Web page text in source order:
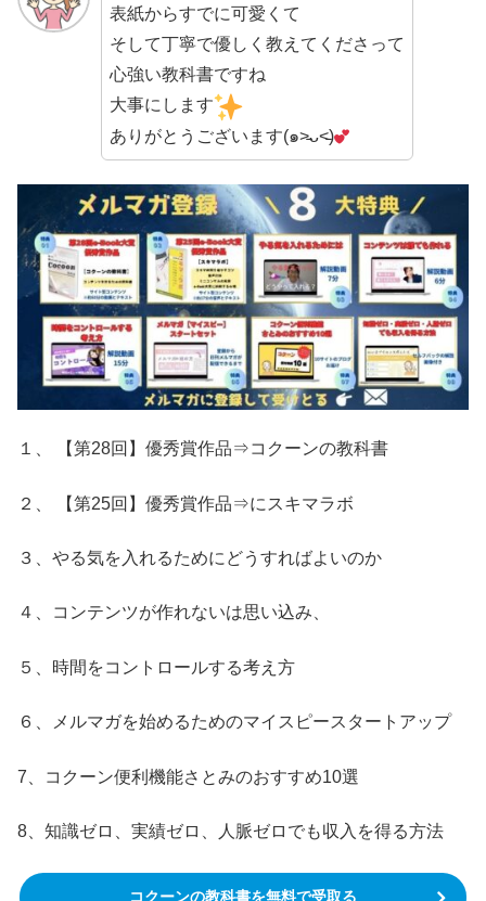
表紙からすでに可愛くて
そして丁寧で優しく教えてくださって
心強い教科書ですね
大事にします
ありがとうございます(๑˃̵ᴗ˂̵)
１、 【第28回】優秀賞作品⇒コクーンの教科書
２、 【第25回】優秀賞作品⇒にスキマラボ
３、やる気を入れるためにどうすればよいのか
４、コンテンツが作れないは思い込み、
５、時間をコントロールする考え方
６、メルマガを始めるためのマイスピースタートアップ
7、コクーン便利機能さとみのおすすめ10選
8、知識ゼロ、実績ゼロ、人脈ゼロでも収入を得る方法
コクーンの教科書を無料で受取る